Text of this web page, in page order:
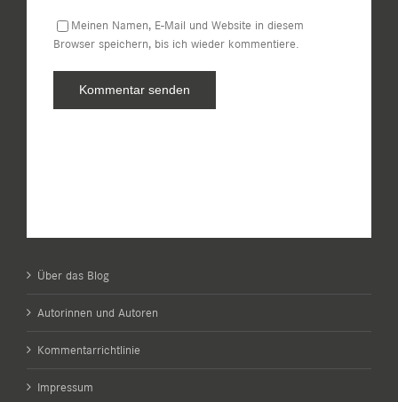
Meinen Namen, E-Mail und Website in diesem
Browser speichern, bis ich wieder kommentiere.
Über das Blog
Autorinnen und Autoren
Kommentarrichtlinie
Impressum